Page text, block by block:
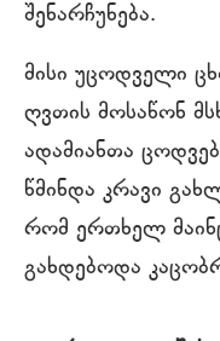
შენარჩუნება.
მისი უცოდველი
ღვთის მოსაწონ
ადამიანთა
წმინდა კრავი
რომ ერთხელ
გახდებოდა